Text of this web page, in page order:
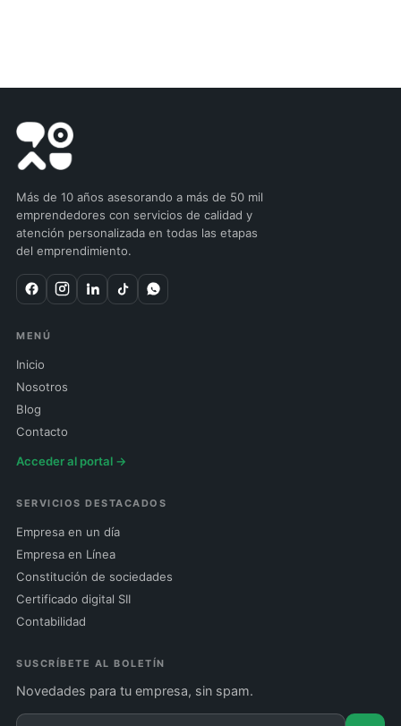
Más de 10 años asesorando a más de 50 mil
emprendedores con servicios de calidad y
atención personalizada en todas las etapas
del emprendimiento.
MENÚ
Inicio
Nosotros
Blog
Contacto
Acceder al portal →
SERVICIOS DESTACADOS
Empresa en un día
Empresa en Línea
Constitución de sociedades
Certificado digital SII
Contabilidad
SUSCRÍBETE AL BOLETÍN
Novedades para tu empresa, sin spam.